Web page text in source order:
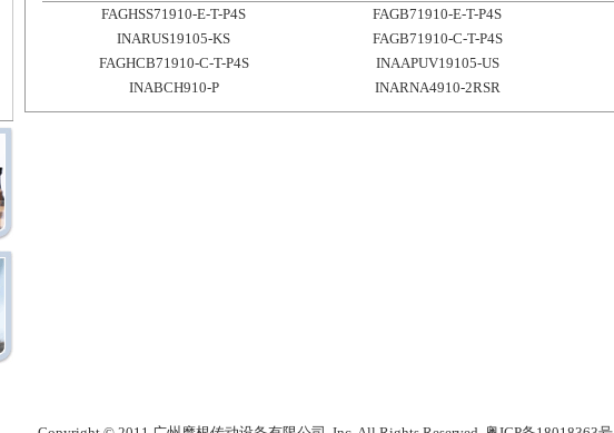
FAGHSS71910-E-T-P4S
FAGB71910-E-T-P4S
INARUS19105-KS
FAGB71910-C-T-P4S
FAGHCB71910-C-T-P4S
INAAPUV19105-US
INABCH910-P
INARNA4910-2RSR